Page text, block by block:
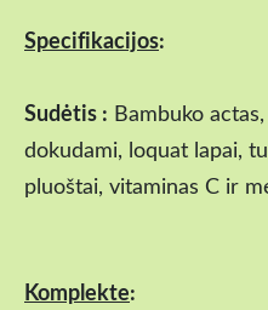
Specifikacijos:
Sudėtis : Bambuko
dokudami, loquat lapai,
pluoštai, vitaminas C ir
Komplekte: